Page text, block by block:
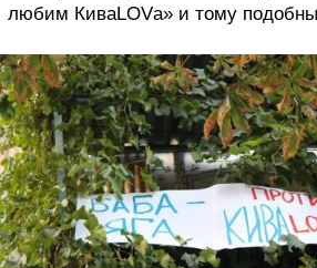
любим КиваLOVа» и тому